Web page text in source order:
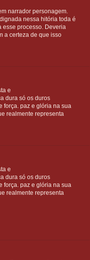
narrador personagem.
nessa hitória toda é
esse processo. Deveria
a certeza de que isso
e
dura só os duros
força. paz e glória na sua
realmente representa
e
dura só os duros
força. paz e glória na sua
realmente representa